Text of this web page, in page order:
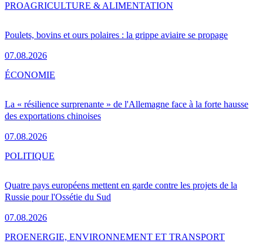
Poulets, bovins et ours polaires : la grippe aviaire se propage
07.08.2026
PROAGRICULTURE & ALIMENTATION
La « résilience surprenante » de l'Allemagne face à la forte hausse
des exportations chinoises
07.08.2026
ÉCONOMIE
Quatre pays européens mettent en garde contre les projets de la
Russie pour l'Ossétie du Sud
07.08.2026
POLITIQUE
PROENERGIE, ENVIRONNEMENT ET TRANSPORT